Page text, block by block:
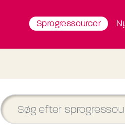
Sprogressourcer